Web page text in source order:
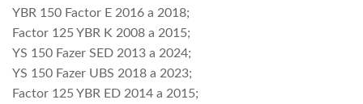
YBR 150 Factor E 2016 a 2018;
Factor 125 YBR K 2008 a 2015;
YS 150 Fazer SED 2013 a 2024;
YS 150 Fazer UBS 2018 a 2023;
Factor 125 YBR ED 2014 a 2015;